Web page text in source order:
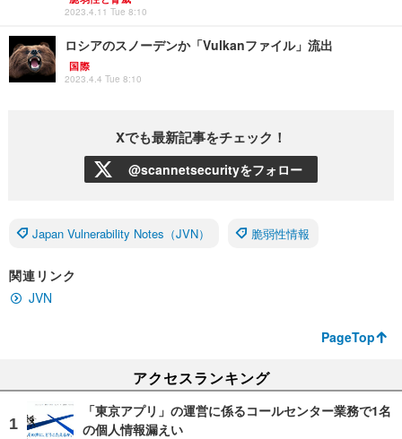
2023.4.11 Tue 8:10
ロシアのスノーデンか「Vulkanファイル」流出
国際
2023.4.4 Tue 8:10
Xでも最新記事をチェック！
@scannetsecurityをフォロー
Japan Vulnerability Notes（JVN） 脆弱性情報
関連リンク
JVN
PageTop
アクセスランキング
「東京アプリ」の運営に係るコールセンター業務で1名
の個人情報漏えい